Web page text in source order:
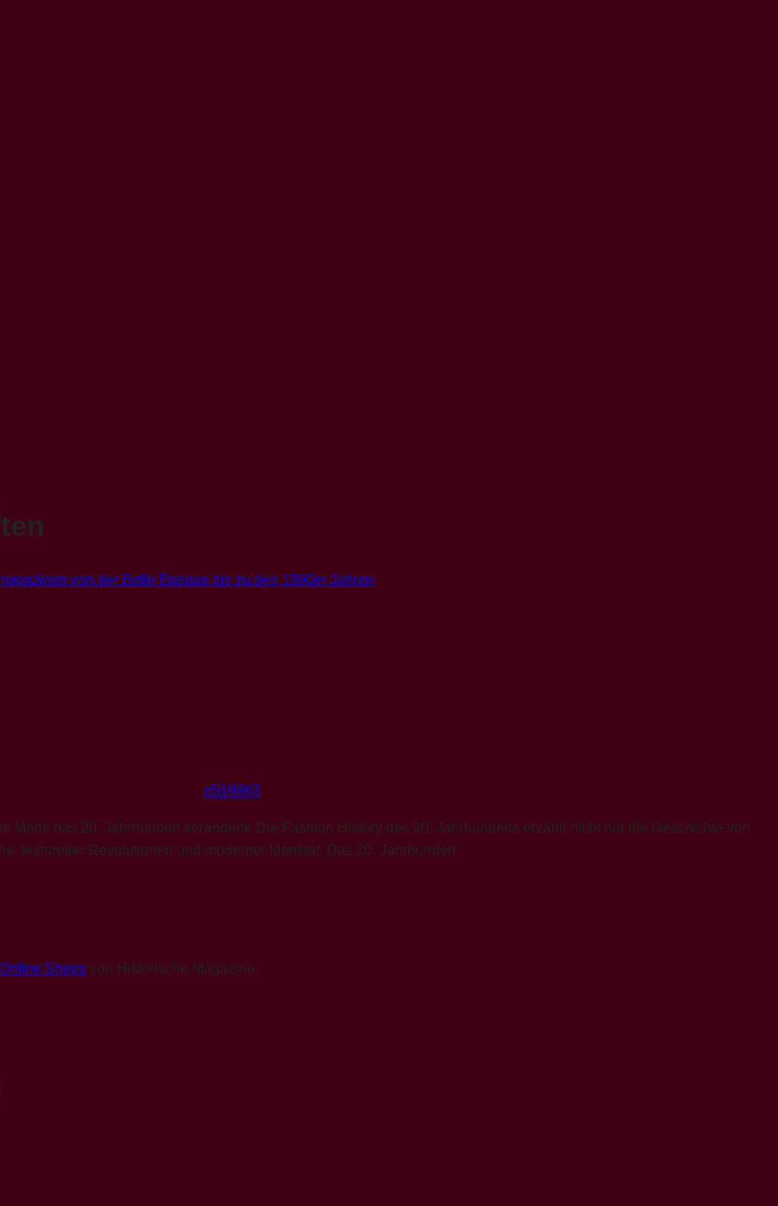
p519963
das 20. Jahrhundert veränderte Die Fashion History des 20. Jahrhunderts erzählt nicht nur die Geschichte von
kultureller Revolutionen und moderner Identität. Das 20. Jahrhundert
Online Shops von Historische Magazine.